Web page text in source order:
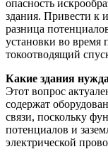
опасность
здания. Привести к
разница
установки во время
токоотводящий
Какие здания
Этот вопрос
содержат
связи, поскольку
потенциалов и
электрической